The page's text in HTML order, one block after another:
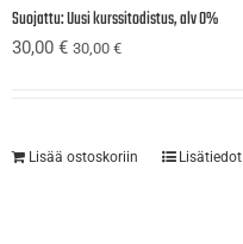
Suojattu: Uusi kurssitodistus, alv 0%
30,00€ 30,00€
Lisää ostoskoriin Lisätiedot